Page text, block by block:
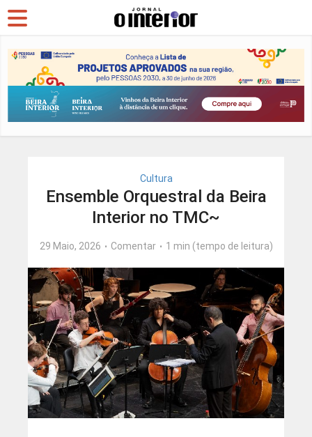
Cultura
Ensemble Orquestral da Beira
Interior no TMC~
29 Maio, 2026 Comentar 1 min (tempo de leitura)